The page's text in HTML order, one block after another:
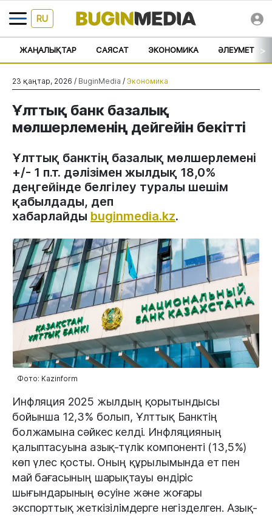
RU
ЖАҢАЛЫҚТАР САЯСАТ ЭКОНОМИКА ӘЛЕУМЕТ >
23 қаңтар, 2026 / BuginMedia / Экономика
Ұлттық банк базалық
мөлшерлеменің дейгейін бекітті
Ұлттық банктің базалық мөлшерлемені
+/- 1 п.т. дәлізімен жылдық 18,0%
деңгейінде белгілеу туралы шешім
қабылдады, деп
хабарлайды buginmedia.kz.
Фото: Kazinform
Инфляция 2025 жылдың қорытындысы
бойынша 12,3% болып, Ұлттық Банктің
болжамына сәйкес келді. Инфляцияның
қалыптасуына азық-түлік компоненті (13,5%)
көп үлес қосты. Оның құрылымында ет пен
май бағасының шарықтауы өндіріс
шығындарының өсуіне және жоғары
экспорттық жеткізілімдерге негізделген. Азық-